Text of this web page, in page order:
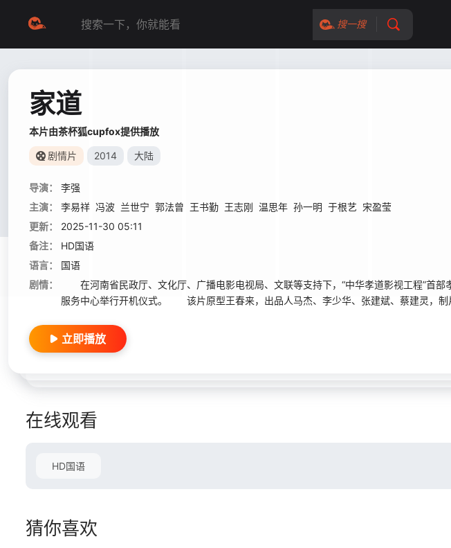
搜一搜
家道
本片由茶杯狐cupfox提供播放
剧情片 2014 大陆
导演：
李强
主演：
李易祥 冯波 兰世宁 郭法曾 王书勤 王志刚 温思年 孙一明 于根艺 宋盈莹
更新：
2025-11-30 05:11
备注：
HD国语
语言：
国语
剧情：
在河南省民政厅、文化厅、广播电影电视局、文联等支持下，“中华孝道影视工程”首
服务中心举行开机仪式。 该片原型王春来，出品人马杰、李少华、张建斌、蔡建灵，制
立即播放
在线观看
HD国语
猜你喜欢